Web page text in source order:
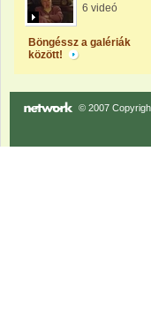
6 videó
Böngéssz a galériák
között!
© 2007